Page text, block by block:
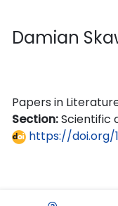
Damian
Papers in
Section:Scientific
https://doi.org/